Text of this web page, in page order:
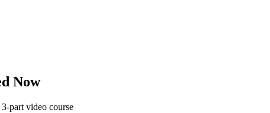
Now
part video course